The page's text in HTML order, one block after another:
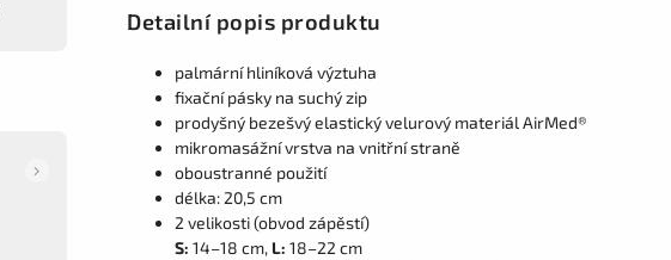
Detailní popis produktu
palmární hliníková výztuha
fixační pásky na suchý zip
prodyšný bezešvý elastický velurový materiál AirMed®
mikromasážní vrstva na vnitřní straně
oboustranné použití
délka: 20,5 cm
2 velikosti (obvod zápěstí)
S: 14–18 cm, L: 18–22 cm